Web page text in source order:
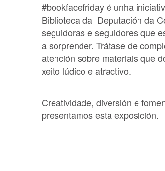
#bookfacefridayé unha
Biblioteca da Deputación da
seguidoras e seguidores que
a sorprender. Trátase de
atención sobre materiais que
xeito lúdico e atractivo.
Creatividade, diversión e
presentamos esta exposición.